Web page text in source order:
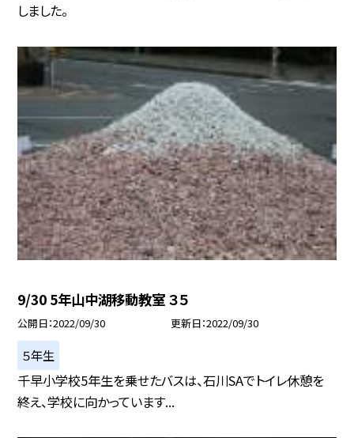
しました。
9/30 5年山中湖移動教室 ３５
公開日 2022/09/30 更新日 2022/09/30
５年生
千早小学校5年生を乗せたバスは、石川SAでトイレ休憩を
終え、学校に向かっています...